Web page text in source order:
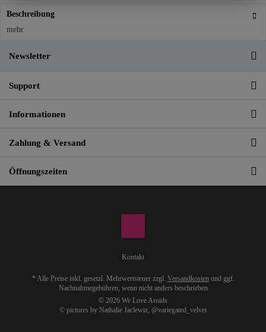
Beschreibung
mehr
Newsletter
Support
Informationen
Zahlung & Versand
Öffnungszeiten
Kontakt
* Alle Preise inkl. gesetzl. Mehrwertsteuer zzgl. Versandkostenund ggf.
Nachnahmegebühren, wenn nicht anders beschrieben
© 2026 We Love Aroids
© pictures by Nathalie Jaclewiz, @variegated_velvet